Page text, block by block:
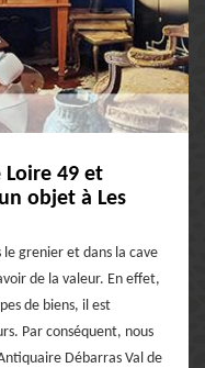
49 et
objet à Les
le grenier et dans la cave
de la valeur. En effet,
de biens, il est
Par conséquent, nous
Débarras Val de